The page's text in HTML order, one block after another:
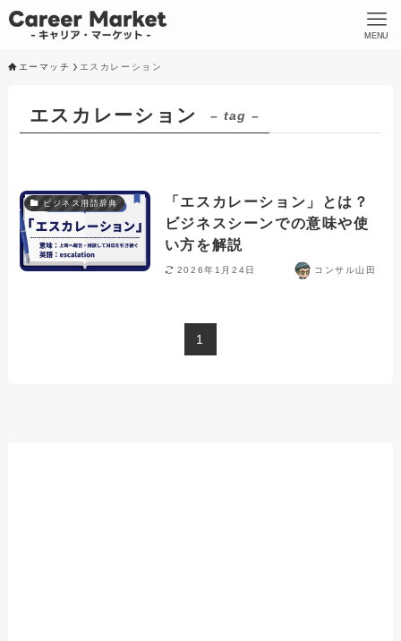
MENU
エーマッチ エスカレーション
エスカレーション – tag –
ビジネス用語辞典
「エスカレーション」とは？
ビジネスシーンでの意味や使
い方を解説
2026年1月24日 コンサル山田
1